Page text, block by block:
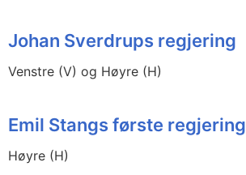
Johan Sverdrups regjering
Venstre (V) og Høyre (H)
Emil Stangs første regjering
Høyre (H)